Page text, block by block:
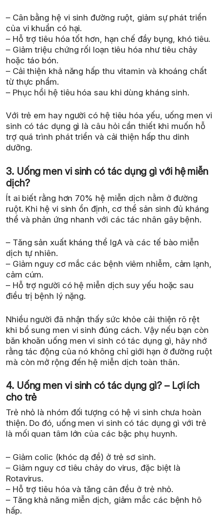
– Cân bằng hệ vi sinh đường ruột, giảm sự phát triển
của vi khuẩn có hại.
– Hỗ trợ tiêu hóa tốt hơn, hạn chế đầy bụng, khó tiêu.
– Giảm triệu chứng rối loạn tiêu hóa như tiêu chảy
hoặc táo bón.
– Cải thiện khả năng hấp thu vitamin và khoáng chất
từ thực phẩm.
– Phục hồi hệ tiêu hóa sau khi dùng kháng sinh.
Với trẻ em hay người có hệ tiêu hóa yếu, uống men vi
sinh có tác dụng gì là câu hỏi cần thiết khi muốn hỗ
trợ quá trình phát triển và cải thiện hấp thu dinh
dưỡng.
3. Uống men vi sinh có tác dụng gì với hệ miễn
dịch?
Ít ai biết rằng hơn 70% hệ miễn dịch nằm ở đường
ruột. Khi hệ vi sinh ổn định, cơ thể sản sinh đủ kháng
thể và phản ứng nhanh với các tác nhân gây bệnh.
– Tăng sản xuất kháng thể IgA và các tế bào miễn
dịch tự nhiên.
– Giảm nguy cơ mắc các bệnh viêm nhiễm, cảm lạnh,
cảm cúm.
– Hỗ trợ người có hệ miễn dịch suy yếu hoặc sau
điều trị bệnh lý nặng.
Nhiều người đã nhận thấy sức khỏe cải thiện rõ rệt
khi bổ sung men vi sinh đúng cách. Vậy nếu bạn còn
băn khoăn uống men vi sinh có tác dụng gì, hãy nhớ
rằng tác động của nó không chỉ giới hạn ở đường ruột
mà còn mở rộng đến hệ miễn dịch toàn thân.
4. Uống men vi sinh có tác dụng gì? – Lợi ích
cho trẻ
Trẻ nhỏ là nhóm đối tượng có hệ vi sinh chưa hoàn
thiện. Do đó, uống men vi sinh có tác dụng gì với trẻ
là mối quan tâm lớn của các bậc phụ huynh.
– Giảm colic (khóc dạ đề) ở trẻ sơ sinh.
– Giảm nguy cơ tiêu chảy do virus, đặc biệt là
Rotavirus.
– Hỗ trợ tiêu hóa và tăng cân đều ở trẻ nhỏ.
– Tăng khả năng miễn dịch, giảm mắc các bệnh hô
hấp.